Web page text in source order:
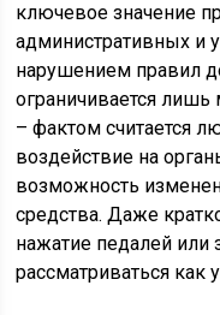
ключевое значение
административных и
нарушением правил
ограничивается
– фактом считается
воздействие на
возможность
средства. Даже
нажатие педалей или
рассматриваться как